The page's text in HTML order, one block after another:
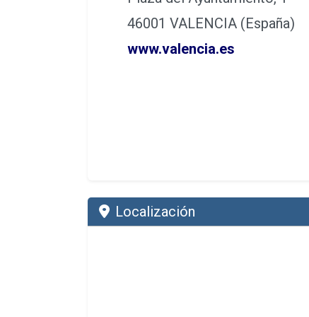
46001 VALENCIA (España)
www.valencia.es
Localización